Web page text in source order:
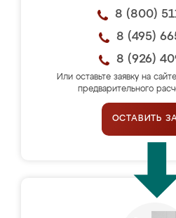
8 (800)
8 (495)
8 (926)
Или оставьте заявку на
предварительного
ОСТАВИТЬ